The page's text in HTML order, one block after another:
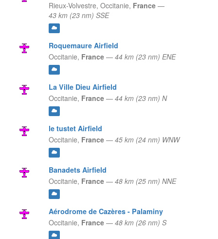
Rieux-Volvestre, Occitanie, France —
43 km (23 nm) SSE
Roquemaure Airfield
Occitanie, France — 44 km (23 nm) ENE
La Ville Dieu Airfield
Occitanie, France — 44 km (23 nm) N
le tustet Airfield
Occitanie, France — 45 km (24 nm) WNW
Banadets Airfield
Occitanie, France — 48 km (25 nm) NNE
Aérodrome de Cazères - Palaminy
Occitanie, France — 48 km (26 nm) S